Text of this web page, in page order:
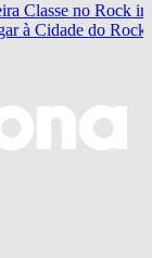
Classe no Rock in
à Cidade do Rock